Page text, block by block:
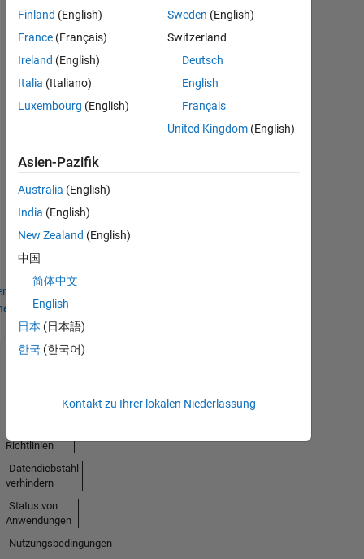
Abzeichen
MATLAB
Answers
Abzeichen
Thankful Level 2
13 Feb 2025
Finland (English)
France (Français)
Ireland (English)
Italia (Italiano)
Luxembourg (English)
Sweden (English)
Switzerland
Deutsch
English
Français
United Kingdom (English)
Asien-Pazifik
Australia (English)
India (English)
New Zealand (English)
中国
简体中文
English
日本 (日本語)
한국 (한국어)
Kontakt zu Ihrer lokalen Niederlassung
Handelsmarken
Richtlinien
Datendiebstahl
verhindern
Status von
Anwendungen
Nutzungsbedingungen